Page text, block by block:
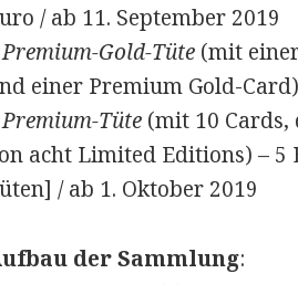
/ ab 11. September 2019
Premium-Gold-Tüte (mit
einer Premium Gold-
Premium-Tüte (mit 10
acht Limited Editions) –
/ ab 1. Oktober 2019
der Sammlung: